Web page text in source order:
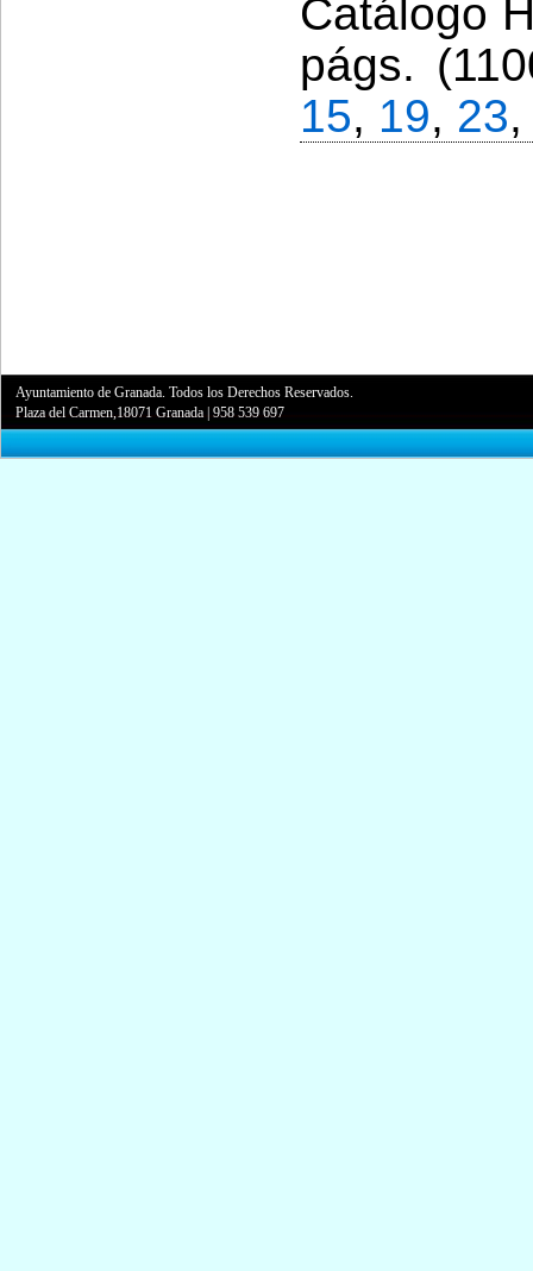
Catálogo
págs.
15, 19, 23
Ayuntamiento de Granada. Todos los Derechos Reservados.
Plaza del Carmen,18071 Granada |958 539 697